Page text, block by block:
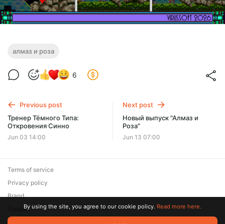
алмаз и роза
6
Previous post
Тренер Тёмного Типа:
Откровения Синно
Jun 03 14:00
Next post
Новый выпуск "Алмаз и
Роза"
Jun 13 07:00
Terms of service
Privacy policy
Brand
SupportBy using the site, you agree to our cookie policy. Read more here.